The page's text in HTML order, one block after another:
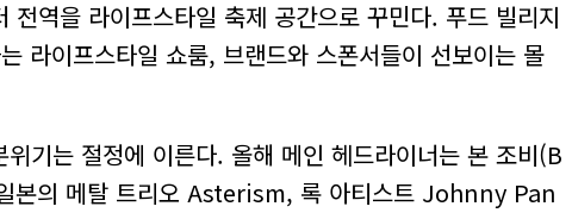
역을 라이프스타일 축제 공간으로 꾸민다. 푸드 빌리지
라이프스타일 쇼룸, 브랜드와 스폰서들이 선보이는 몰
기는 절정에 이른다. 올해 메인 헤드라이너는 본 조비(B
의 메탈 트리오 Asterism, 록 아티스트 Johnny Pan